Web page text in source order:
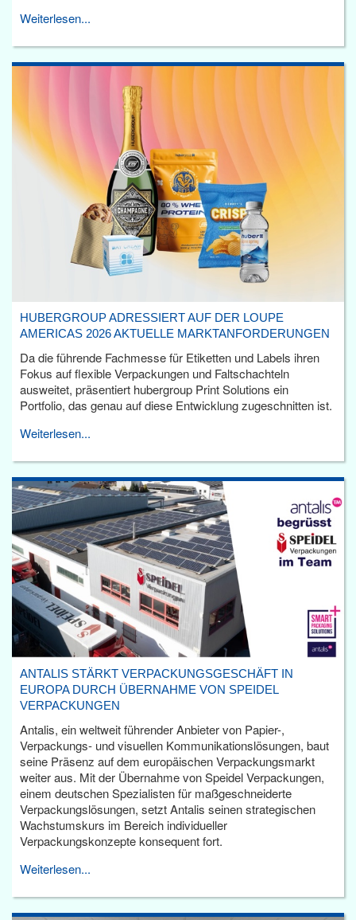
Weiterlesen...
HUBERGROUP ADRESSIERT AUF DER LOUPE
AMERICAS 2026 AKTUELLE MARKTANFORDERUNGEN
Da die führende Fachmesse für Etiketten und Labels ihren
Fokus auf flexible Verpackungen und Faltschachteln
ausweitet, präsentiert hubergroup Print Solutions ein
Portfolio, das genau auf diese Entwicklung zugeschnitten ist.
Weiterlesen...
ANTALIS STÄRKT VERPACKUNGSGESCHÄFT IN
EUROPA DURCH ÜBERNAHME VON SPEIDEL
VERPACKUNGEN
Antalis, ein weltweit führender Anbieter von Papier-,
Verpackungs- und visuellen Kommunikationslösungen, baut
seine Präsenz auf dem europäischen Verpackungsmarkt
weiter aus. Mit der Übernahme von Speidel Verpackungen,
einem deutschen Spezialisten für maßgeschneiderte
Verpackungslösungen, setzt Antalis seinen strategischen
Wachstumskurs im Bereich individueller
Verpackungskonzepte konsequent fort.
Weiterlesen...